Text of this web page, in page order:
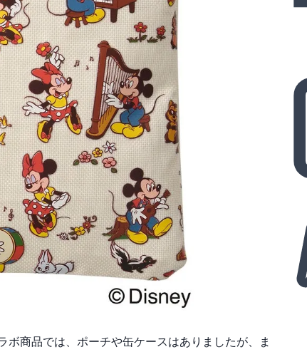
商品では、ポーチや缶ケースはありましたが、ま